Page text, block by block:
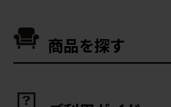
商品を探す